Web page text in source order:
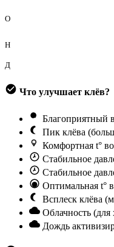
О
Н
Д
Что улучшает клёв?
Благоприятный
Пик клёва
Комфортная t°
Стабильное
Стабильное
Оптимальная t°
Всплеск клёва
Облачность
Дождь